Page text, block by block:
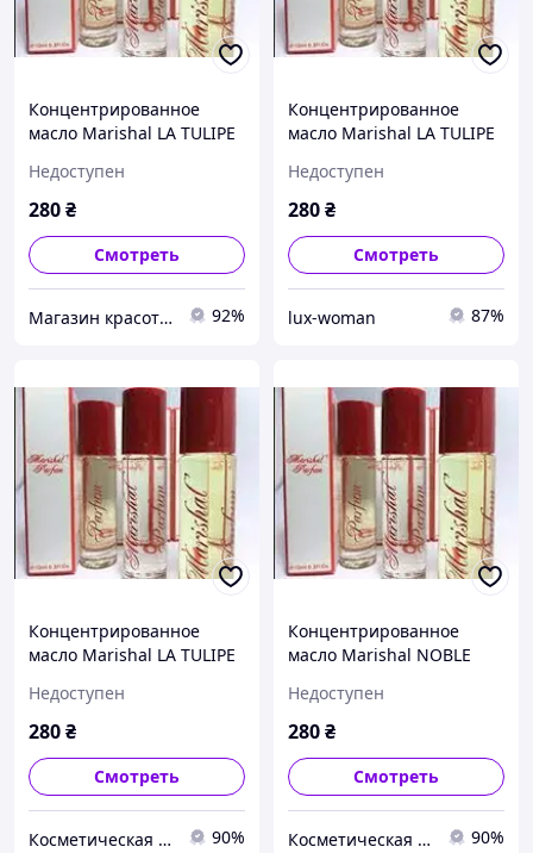
Концентрированное
масло Marishal LA TULIPE
мл
Недоступен
280₴
Смотреть
Магазин красоты и здоровья 92%
Концентрированное
масло Marishal LA TULIPE
мл
Недоступен
280₴
Смотреть
lux-woman 87%
Концентрированное
масло Marishal LA TULIPE
мл
Недоступен
280₴
Смотреть
Косметическая компания Тианде 90%
Концентрированное
масло Marishal NOBLE
LAURENT для женщин 10
мл
Недоступен
280₴
Смотреть
Косметическая компания Тианде 90%